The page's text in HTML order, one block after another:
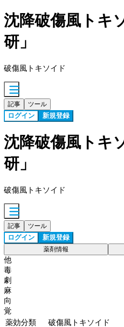
沈降破傷風トキ
研」
破傷風トキソイド
記事 ツール
ログイン 新規登録
沈降破傷風トキ
研」
破傷風トキソイド
記事 ツール
ログイン 新規登録
薬剤情報
他
毒
劇
麻
向
覚
薬効分類
破傷風トキソイド